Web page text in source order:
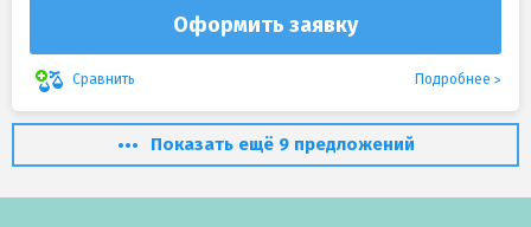
Оформить заявку
Сравнить Подробнее
Показать ещё 9 предложений